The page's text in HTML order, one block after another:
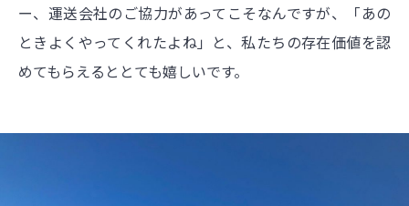
ー、運送会社のご協力があってこそなんですが、「あの
ときよくやってくれたよね」と、私たちの存在価値を認
めてもらえるととても嬉しいです。